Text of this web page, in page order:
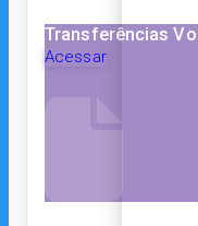
Transferências
Acessar